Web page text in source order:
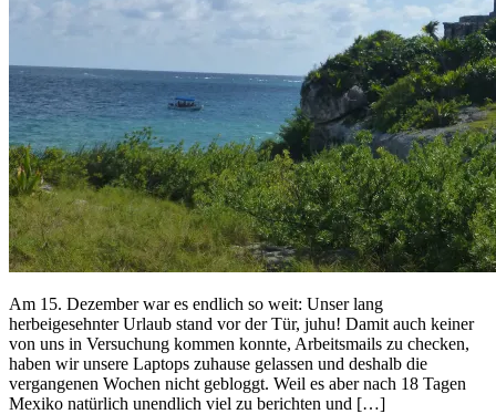
Am 15. Dezember war es endlich so weit: Unser lang
herbeigesehnter Urlaub stand vor der Tür, juhu! Damit auch keiner
von uns in Versuchung kommen konnte, Arbeitsmails zu checken,
haben wir unsere Laptops zuhause gelassen und deshalb die
vergangenen Wochen nicht gebloggt. Weil es aber nach 18 Tagen
Mexiko natürlich unendlich viel zu berichten und […]